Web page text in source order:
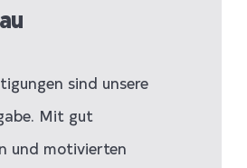
sind unsere
Mit gut
und motivierten